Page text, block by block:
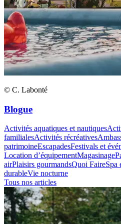
© C. Labonté
Blogue
Activités aquatiques et nautiques
familialesActivités récréatives
patrimoineEscapadesFestivals et
Location d’équipementMagasinage
airPlaisirs gourmandsQuoi FaireSpa
durableVie nocturne
Tous nos articles